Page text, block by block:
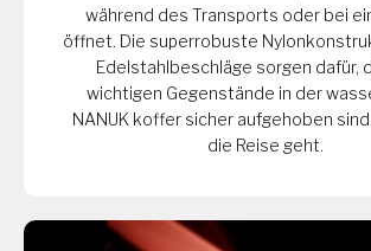
während des Transports oder bei
öffnet. Die superrobuste
Edelstahlbeschläge sorgen dafür,
wichtigen Gegenstände in der
NANUK koffer sicher aufgehoben
die Reise geht.